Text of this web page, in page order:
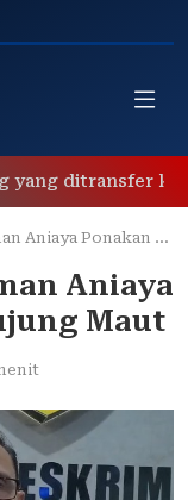
ditransfer ke
Hingga Berujung Maut
Aniaya
Maut